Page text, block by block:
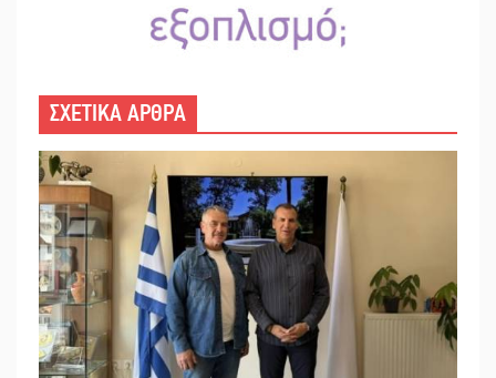
ΣΧΕΤΙΚΑ ΑΡΘΡΑ